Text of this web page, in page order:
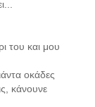
του και μου
οκάδες
κάνουνε